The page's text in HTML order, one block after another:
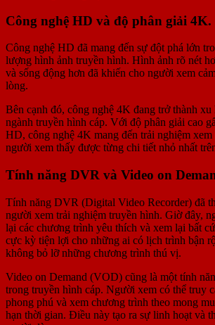
Công nghệ HD và độ phân giải 4K.
Công nghệ HD đã mang đến sự đột phá lớn
lượng hình ảnh truyền hình. Hình ảnh rõ nét
và sống động hơn đã khiến cho người xem
lòng.
Bên cạnh đó, công nghệ 4K đang trở thành
ngành truyền hình cáp. Với độ phân giải cao
HD, công nghệ 4K mang đến trải nghiệm
người xem thấy được từng chi tiết nhỏ nhất
Tính năng DVR và Video on
Tính năng DVR (Digital Video Recorder) đã
người xem trải nghiệm truyền hình. Giờ đây,
lại các chương trình yêu thích và xem lại bất
cực kỳ tiện lợi cho những ai có lịch trình bận
không bỏ lỡ những chương trình thú vị.
Video on Demand (VOD) cũng là một tính
trong truyền hình cáp. Người xem có thể truy
phong phú và xem chương trình theo mong
hạn thời gian. Điều này tạo ra sự linh hoạt và